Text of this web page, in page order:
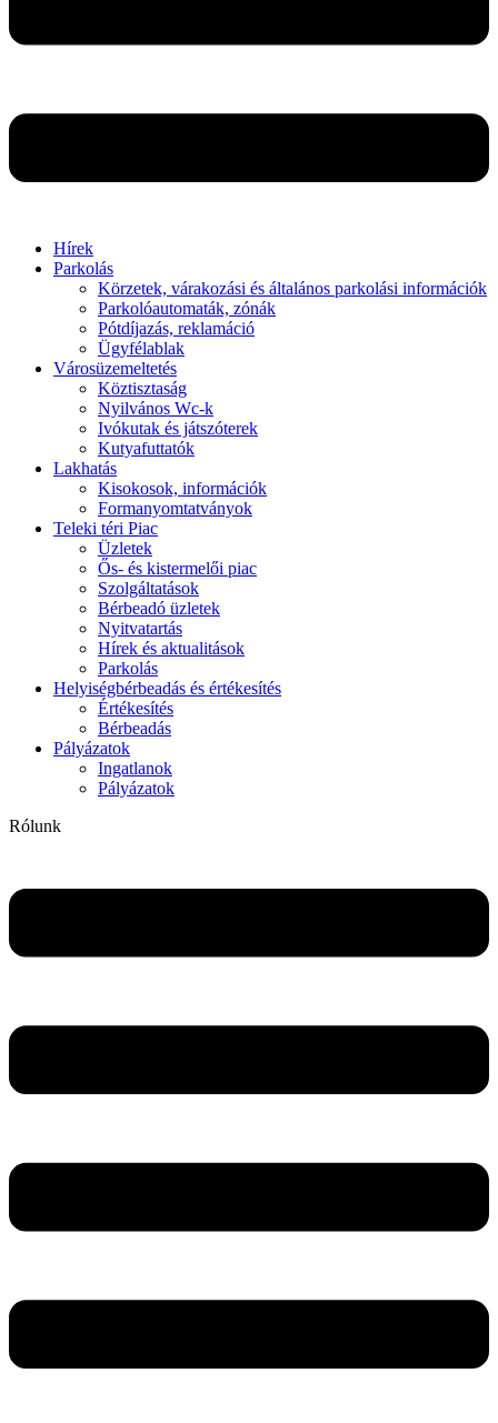
Hírek
Parkolás
Körzetek, várakozási és általános parkolási információk
Parkolóautomaták, zónák
Pótdíjazás, reklamáció
Ügyfélablak
Városüzemeltetés
Köztisztaság
Nyilvános Wc-k
Ivókutak és játszóterek
Kutyafuttatók
Lakhatás
Kisokosok, információk
Formanyomtatványok
Teleki téri Piac
Üzletek
Ős- és kistermelői piac
Szolgáltatások
Bérbeadó üzletek
Nyitvatartás
Hírek és aktualitások
Parkolás
Helyiségbérbeadás és értékesítés
Értékesítés
Bérbeadás
Pályázatok
Ingatlanok
Pályázatok
Rólunk